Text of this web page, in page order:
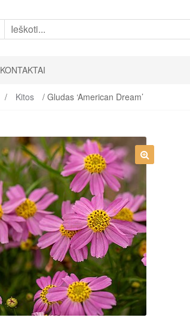
KONTAKTAI
/ Kitos / Gludas ‘American Dream’